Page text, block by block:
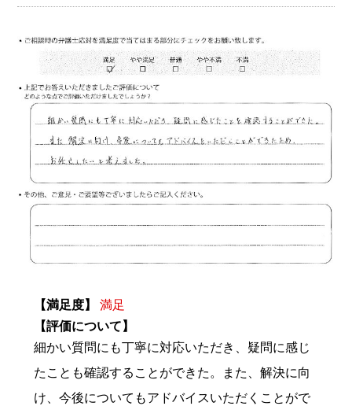
【満足度】
満足
【評価について】
細かい質問にも丁寧に対応いただき、疑問に感じ
たことも確認することができた。また、解決に向
け、今後についてもアドバイスいただくことがで